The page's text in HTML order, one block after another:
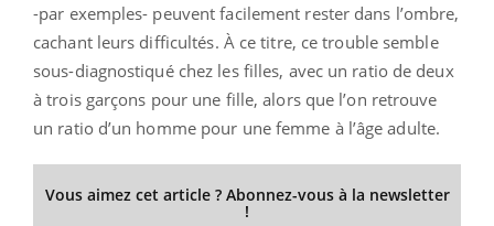
-par exemples- peuvent facilement rester dans l’ombre,
cachant leurs difficultés. À ce titre, ce trouble semble
sous-diagnostiqué chez les filles, avec un ratio de deux
à trois garçons pour une fille, alors que l’on retrouve
un ratio d’un homme pour une femme à l’âge adulte.
Vous aimez cet article ? Abonnez-vous à la newsletter
!